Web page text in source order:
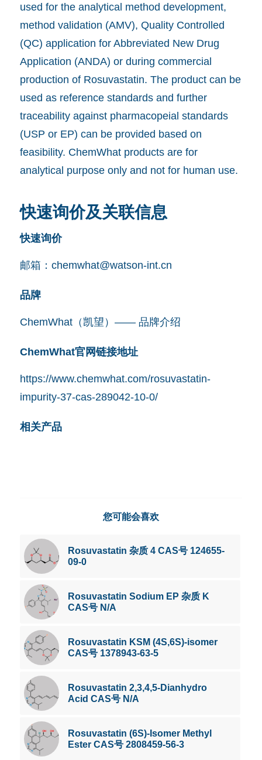
used for the analytical method development,
method validation (AMV), Quality Controlled
(QC) application for Abbreviated New Drug
Application (ANDA) or during commercial
production of Rosuvastatin. The product can be
used as reference standards and further
traceability against pharmacopeial standards
(USP or EP) can be provided based on
feasibility. ChemWhat products are for
analytical purpose only and not for human use.
快速询价及关联信息
快速询价
邮箱： chemwhat@watson-int.cn
品牌
ChemWhat（凯望）—— 品牌介绍
ChemWhat官网链接地址
https://www.chemwhat.com/rosuvastatin-
impurity-37-cas-289042-10-0/
相关产品
您可能会喜欢
Rosuvastatin 杂质 4 CAS号 124655-
09-0
Rosuvastatin Sodium EP 杂质 K
CAS号 N/A
Rosuvastatin KSM (4S,6S)-isomer
CAS号 1378943-63-5
Rosuvastatin 2,3,4,5-Dianhydro
Acid CAS号 N/A
Rosuvastatin (6S)-Isomer Methyl
Ester CAS号 2808459-56-3